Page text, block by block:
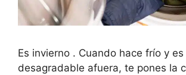
Es invierno . Cuando hace frío y es
desagradable afuera, te pones la